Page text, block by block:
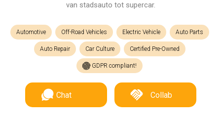
van stadsauto tot supercar.
Automotive Off-Road Vehicles Electric Vehicle Auto Parts
Auto Repair Car Culture Certified Pre-Owned
GDPR compliant!
Chat Collab